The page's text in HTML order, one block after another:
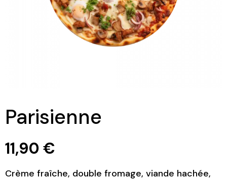
Parisienne
11,90 €
Crème fraîche, double fromage, viande hachée,